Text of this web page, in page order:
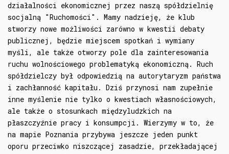
działalności ekonomicznej przez naszą spółdzielnię
socjalną "Ruchomości". Mamy nadzieję, że klub
stworzy nowe możliwości zarówno w kwestii debaty
publicznej, będzie miejscem spotkań i wymiany
myśli, ale także otworzy pole dla zainteresowania
ruchu wolnościowego problematyką ekonomiczną. Ruch
spółdzielczy był odpowiedzią na autorytaryzm państwa
i zachłanność kapitału. Dziś przynosi nam zupełnie
inne myślenie nie tylko o kwestiach własnościowych,
ale także o stosunkach międzyludzkich na
płaszczyźnie pracy i konsumpcji. Wierzymy w to, że
na mapie Poznania przybywa jeszcze jeden punkt
oporu przeciwko niszczącej zasadzie, przekładającej